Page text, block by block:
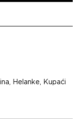
, Helanke, Kupaći